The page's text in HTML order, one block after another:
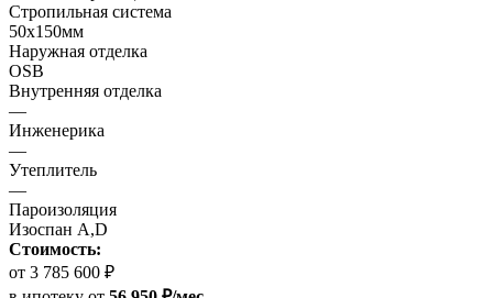
Стропильная система
50х150мм
Наружная отделка
OSB
Внутренняя отделка
—
Инженерика
—
Утеплитель
—
Пароизоляция
Изоспан A,D
Стоимость:
от 3 785 600 ₽